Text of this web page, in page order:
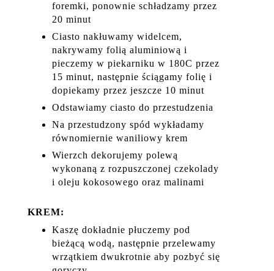
foremki, ponownie schładzamy przez
20 minut
Ciasto nakłuwamy widelcem,
nakrywamy folią aluminiową i
pieczemy w piekarniku w 180C przez
15 minut, następnie ściągamy folię i
dopiekamy przez jeszcze 10 minut
Odstawiamy ciasto do przestudzenia
Na przestudzony spód wykładamy
równomiernie waniliowy krem
Wierzch dekorujemy polewą
wykonaną z rozpuszczonej czekolady
i oleju kokosowego oraz malinami
KREM:
Kaszę dokładnie płuczemy pod
bieżącą wodą, następnie przelewamy
wrzątkiem dwukrotnie aby pozbyć się